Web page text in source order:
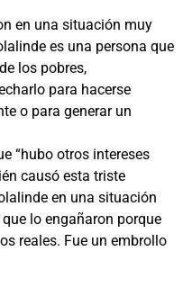
en una situación muy
es una persona que
los pobres,
para hacerse
o para generar un
“hubo otros intereses
causó esta triste
en una situación
lo engañaron porque
reales. Fue un embrollo